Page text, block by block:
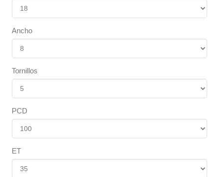
Ancho
Tornillos
PCD
ET